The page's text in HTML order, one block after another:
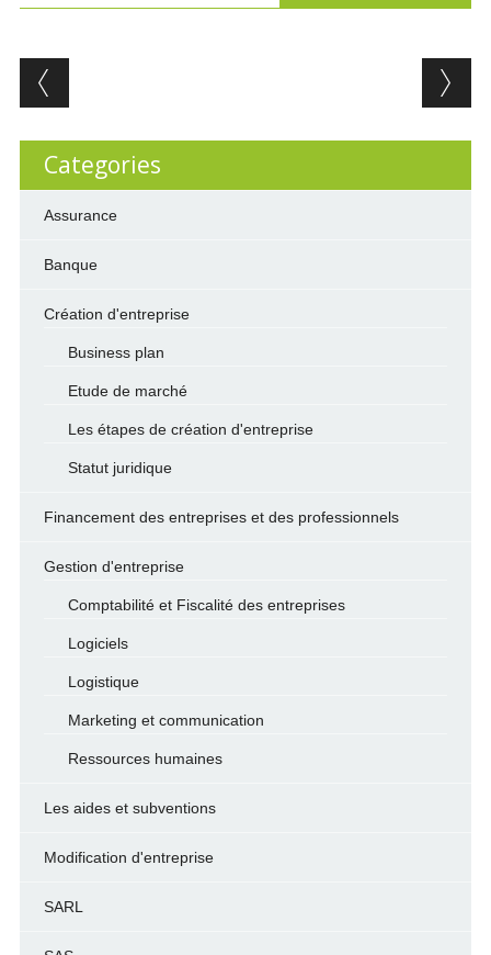
Post navigation
Categories
Assurance
Banque
Création d'entreprise
Business plan
Etude de marché
Les étapes de création d'entreprise
Statut juridique
Financement des entreprises et des professionnels
Gestion d'entreprise
Comptabilité et Fiscalité des entreprises
Logiciels
Logistique
Marketing et communication
Ressources humaines
Les aides et subventions
Modification d'entreprise
SARL